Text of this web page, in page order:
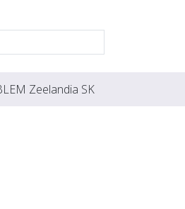
Zeelandia SK